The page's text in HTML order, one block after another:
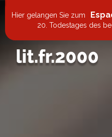
Hier gelangen Sie zum
20. Todestages des